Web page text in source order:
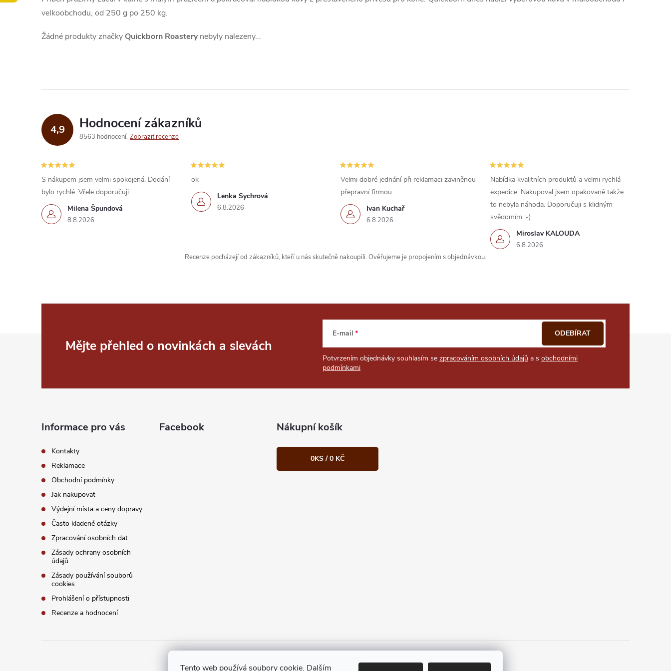
Tento web používá soubory cookie. Dalším
velkoobchodu, od 250 g po 250 kg.
Žádné produkty značky Quickborn Roasterynebyly nalezeny...
4,9 Hodnocení zákazníků
8563 hodnocení Zobrazit recenze
Milena Špundová
8.8.2026
S nákupem jsem velmi spokojená. Dodání
bylo rychlé. Vřele doporučuji
Lenka Sychrová
6.8.2026
ok
Ivan Kuchař
6.8.2026
Velmi dobré jednání při reklamaci zaviněnou
přepravní firmou
Miroslav KALOUDA
6.8.2026
Nabídka kvalitních produktů a velmi rychlá
expedice. Nakupoval jsem opakovaně takže
to nebyla náhoda. Doporučuji s klidným
svědomím :-)
Recenze pocházejí od zákazníků, kteří u nás skutečně nakoupili. Ověřujeme je propojením s objednávkou.
Mějte přehled o novinkách a slevách
E-mail
Potvrzením objednávky souhlasím se zpracováním osobních údajů a s obchodními
podmínkami
ODEBÍRAT
Informace pro vás
Kontakty
Reklamace
Obchodní podmínky
Jak nakupovat
Výdejní místa a ceny dopravy
Často kladené otázky
Zpracování osobních dat
Zásady ochrany osobních
údajů
Zásady používání souborů
cookies
Prohlášení o přístupnosti
Recenze a hodnocení
Facebook Nákupní košík
0KS /0 KČ